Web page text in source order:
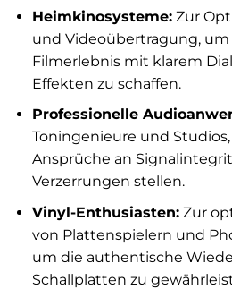
Heimkinosysteme:Zur
und Videoübertragung,
Filmerlebnis mit klarem
Effekten zu schaffen.
Professionelle
Toningenieure und
Ansprüche an
Verzerrungen stellen.
Vinyl-Enthusiasten:Zur
von Plattenspielern und
um die authentische
Schallplatten zu